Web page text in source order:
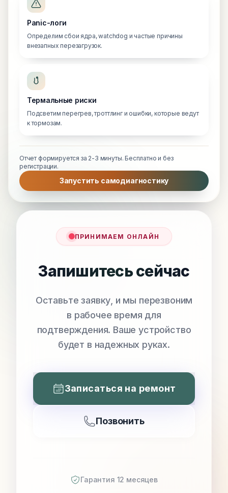
Panic-логи
Определим сбои ядра, watchdog и частые причины
внезапных перезагрузок.
Термальные риски
Подсветим перегрев, троттлинг и ошибки, которые ведут
к тормозам.
Отчет формируется за 2-3 минуты. Бесплатно и без
регистрации.
Запустить самодиагностику
ПРИНИМАЕМ ОНЛАЙН
Запишитесь сейчас
Оставьте заявку, и мы перезвоним
в рабочее время для
подтверждения. Ваше устройство
будет в надежных руках.
Записаться на ремонт
Позвонить
Гарантия 12 месяцев